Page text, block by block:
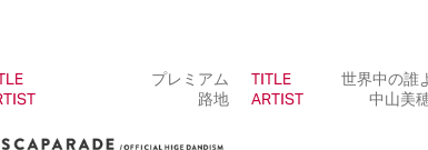
プレミアム
路地
TITLE
世界中の誰
ARTIST
中山美